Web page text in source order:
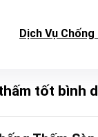
Dịch Vụ Chống
tốt bình